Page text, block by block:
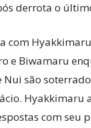
derrota o
com
e Biwamaru
Nui são
Hyakkimaru
com seu